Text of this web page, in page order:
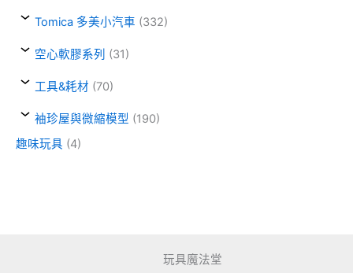
Tomica 多美小汽車 (332)
空心軟膠系列 (31)
工具&耗材 (70)
袖珍屋與微縮模型 (190)
趣味玩具 (4)
玩具魔法堂